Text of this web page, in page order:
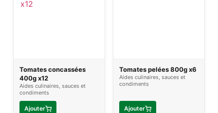
Tomates concassées
400g x12
Aides culinaires, sauces et
condiments
Ajouter
Tomates pelées 800g x6
Aides culinaires, sauces et
condiments
Ajouter